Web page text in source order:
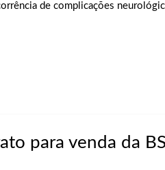
de complicações
para venda da